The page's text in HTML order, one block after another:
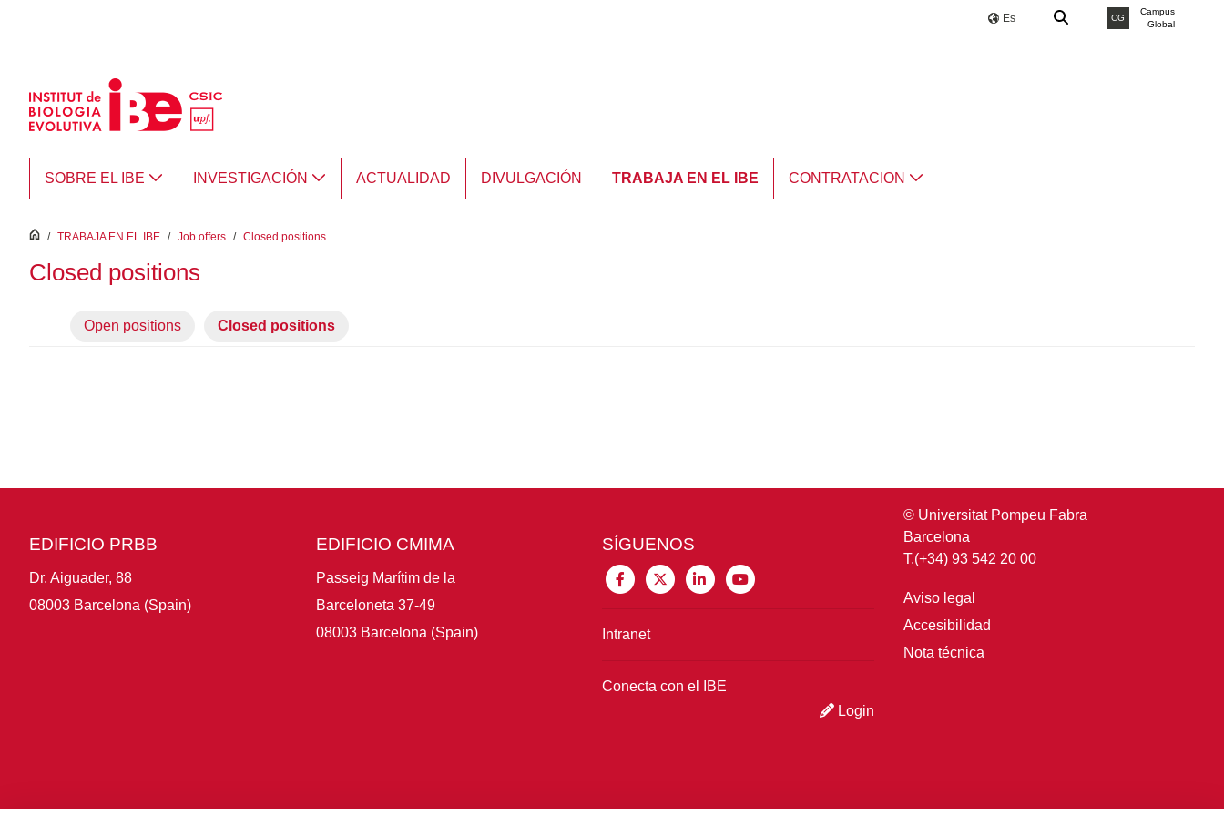
Es CG
Campus
Global
SOBRE EL IBE INVESTIGACIÓN ACTUALIDAD DIVULGACIÓN TRABAJA EN EL IBE CONTRATACION
inici
/ TRABAJA EN EL IBE / Job offers / Closed positions
Closed positions
Open positions Closed positions
EDIFICIO PRBB
Dr. Aiguader, 88
08003 Barcelona (Spain)
EDIFICIO CMIMA
Passeig Marítim de la
Barceloneta 37-49
08003 Barcelona (Spain)
SÍGUENOS
Intranet
Conecta con el IBE
Login
© Universitat Pompeu Fabra
Barcelona
T.(+34) 93 542 20 00
Aviso legal
Accesibilidad
Nota técnica